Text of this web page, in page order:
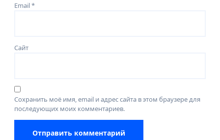
Email*
Сайт
Сохранить моё имя, email и адрес сайта в этом браузере для
последующих моих комментариев.